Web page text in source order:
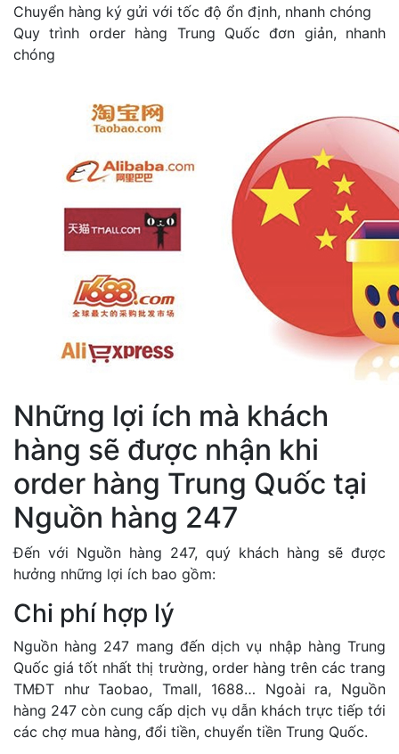
Chuyển hàng ký gửi với tốc độ ổn định, nhanh chóng
Quy trình order hàng Trung Quốc đơn giản, nhanh
chóng
Những lợi ích mà khách
hàng sẽ được nhận khi
order hàng Trung Quốc tại
Nguồn hàng 247
Đến với Nguồn hàng 247, quý khách hàng sẽ được
hưởng những lợi ích bao gồm:
Chi phí hợp lý
Nguồn hàng 247 mang đến dịch vụ nhập hàng Trung
Quốc giá tốt nhất thị trường, order hàng trên các trang
TMĐT như Taobao, Tmall, 1688… Ngoài ra, Nguồn
hàng 247 còn cung cấp dịch vụ dẫn khách trực tiếp tới
các chợ mua hàng, đổi tiền, chuyển tiền Trung Quốc.